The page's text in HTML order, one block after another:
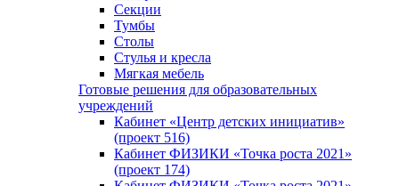
Секции
Тумбы
Столы
Стулья и кресла
Мягкая мебель
Готовые решения для образовательных
учреждений
Кабинет «Центр детских инициатив»
(проект 516)
Кабинет ФИЗИКИ «Точка роста 2021»
(проект 174)